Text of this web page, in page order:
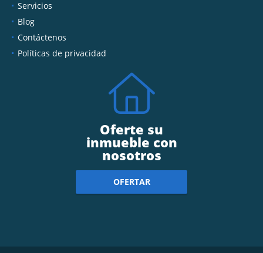
Servicios
Blog
Contáctenos
Políticas de privacidad
Oferte su
inmueble con
nosotros
OFERTAR